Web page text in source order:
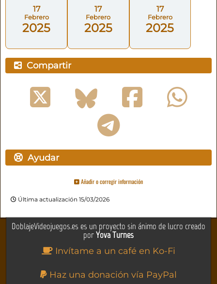
17
Febrero
2025
17
Febrero
2025
17
Febrero
2025
Compartir
Ayudar
Añadir o corregir información
Última actualización 15/03/2026
DoblajeVideojuegos.es es un proyecto sin ánimo de lucro creado
porYova Turnes
Invítame a un café en Ko-Fi
Haz una donación vía PayPal